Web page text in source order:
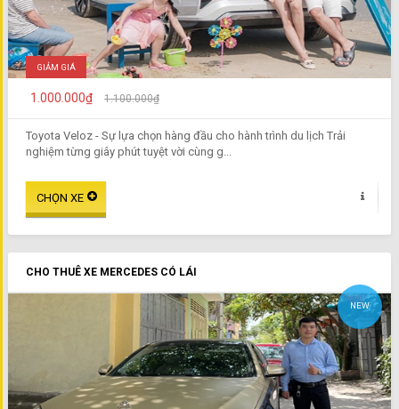
GIẢM GIÁ
1.000.000₫ 1.100.000₫
Toyota Veloz - Sự lựa chọn hàng đầu cho hành trình du lịch Trải
nghiệm từng giây phút tuyệt vời cùng g...
CHO THUÊ XE MERCEDES CÓ LÁI
NEW